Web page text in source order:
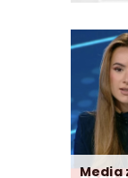
Media